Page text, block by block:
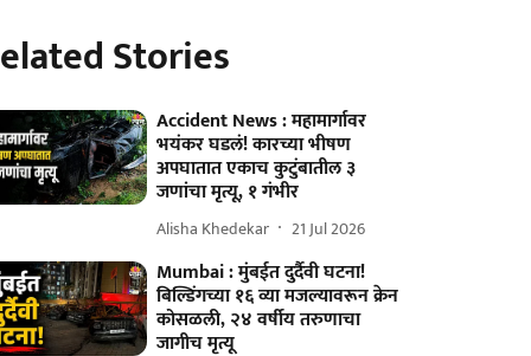
Stories
Accident News : महामार्गावर
भयंकर घडलं! कारच्या भीषण
अपघातात एकाच कुटुंबातील ३
जणांचा मृत्यू, १ गंभीर
Alisha Khedekar 21 Jul 2026
Mumbai : मुंबईत दुर्दैवी घटना!
बिल्डिंगच्या १६ व्या मजल्यावरून क्रेन
कोसळली, २४ वर्षीय तरुणाचा
जागीच मृत्यू